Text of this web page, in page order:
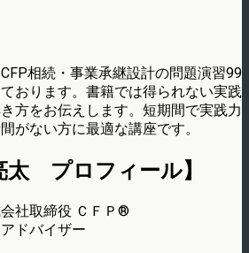
相続・事業承継設計の問題演習99
おります。書籍では得られない実践
方をお伝えします。短期間で実践力
がない方に最適な講座です。
太 プロフィール】
社取締役 ＣＦＰ®
ドバイザー